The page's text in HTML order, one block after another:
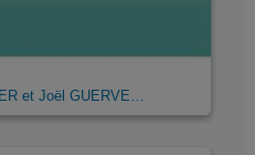
et Joël GUERVE…